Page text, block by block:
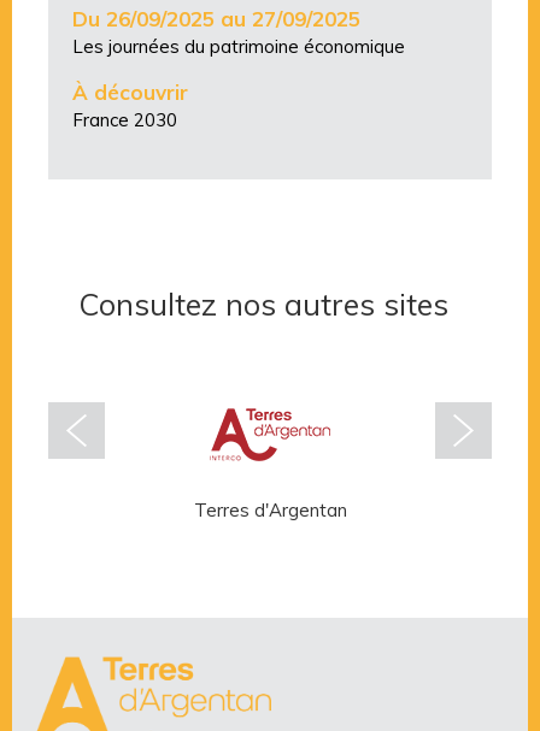
Du 26/09/2025 au 27/09/2025
Les journées du patrimoine économique
À découvrir
France 2030
Consultez nos autres sites
Terres d'Argentan